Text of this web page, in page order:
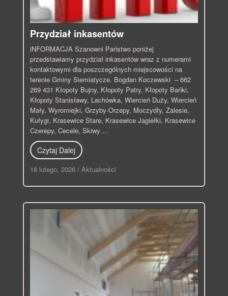
Przydział inkasentów
iNFORMACJA Szanowni Państwo poniżej
przedstawiamy przydział inkasentów wraz z numerami
kontaktowymi dla poszczególnych miejscowości na
terenie Gminy Siemiatycze. Bogdan Koczewski – 662
269 431 Kłopoty Bujny, Kłopoty Patry, Kłopoty Bańki,
Kłopoty Stanisławy, Lachówka, Wiercień Duży, Wiercień
Mały, Wyromiejki, Grzyby-Orzepy, Moczydły, Zalesie,
Kułygi, Krasewice Stare, Krasewice Jagiełki, Krasewice
Czerepy, Cecele, Skiwy ...
Czytaj Dalej
18 lutego, 2026 / Aktualności